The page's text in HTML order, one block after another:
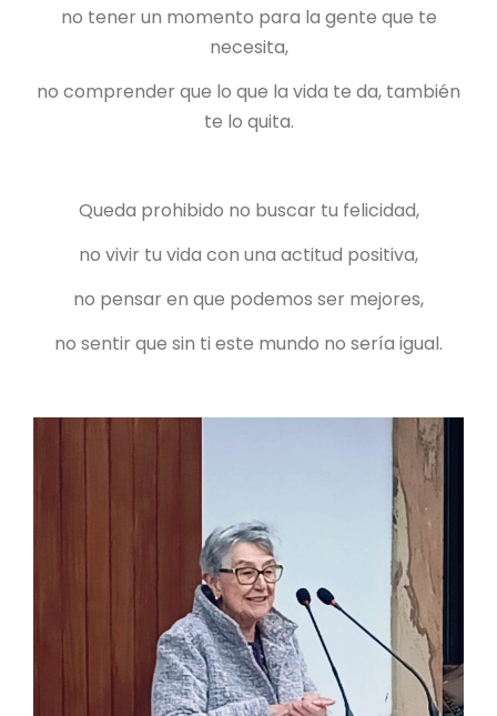
no tener un momento para la gente que te
necesita,
no comprender que lo que la vida te da, también
te lo quita.
Queda prohibido no buscar tu felicidad,
no vivir tu vida con una actitud positiva,
no pensar en que podemos ser mejores,
no sentir que sin ti este mundo no sería igual.